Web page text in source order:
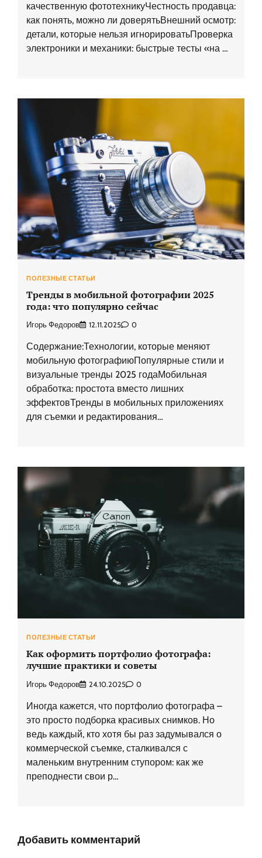
качественную фототехникуЧестность продавца:
как понять, можно ли доверятьВнешний осмотр:
детали, которые нельзя игнорироватьПроверка
электроники и механики: быстрые тесты «на …
ПОЛЕЗНЫЕ СТАТЬИ
Тренды в мобильной фотографии 2025
года: что популярно сейчас
Игорь Федоров 12.11.2025 0
Содержание:Технологии, которые меняют
мобильную фотографиюПопулярные стили и
визуальные тренды 2025 годаМобильная
обработка: простота вместо лишних
эффектовТренды в мобильных приложениях
для съемки и редактирования…
ПОЛЕЗНЫЕ СТАТЬИ
Как оформить портфолио фотографа:
лучшие практики и советы
Игорь Федоров 24.10.2025 0
Иногда кажется, что портфолио фотографа –
это просто подборка красивых снимков. Но
ведь каждый, кто хотя бы раз задумывался о
коммерческой съемке, сталкивался с
маленьким внутренним ступором: как же
преподнести свои р…
Добавить комментарий